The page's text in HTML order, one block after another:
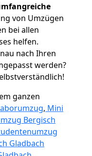
von Umzügen
bei allen
helfen.
nach Ihren
werden?
ganzen
, Mini
Bergisch
Gladbach